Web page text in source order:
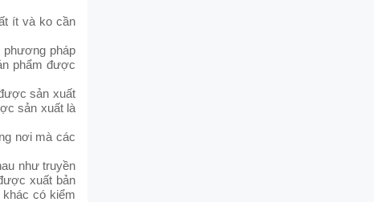
ít và ko cần
phương pháp
phẩm được
sản xuất
sản xuất là
nơi mà các
như truyền
xuất bản
khác có kiểm